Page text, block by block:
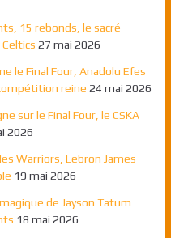
15 rebonds, le sacré
27 mai 2026
le Final Four, Anadolu Efes
reine 24 mai 2026
sur le Final Four, le CSKA
2026
Warriors, Lebron James
19 mai 2026
de Jayson Tatum
18 mai 2026